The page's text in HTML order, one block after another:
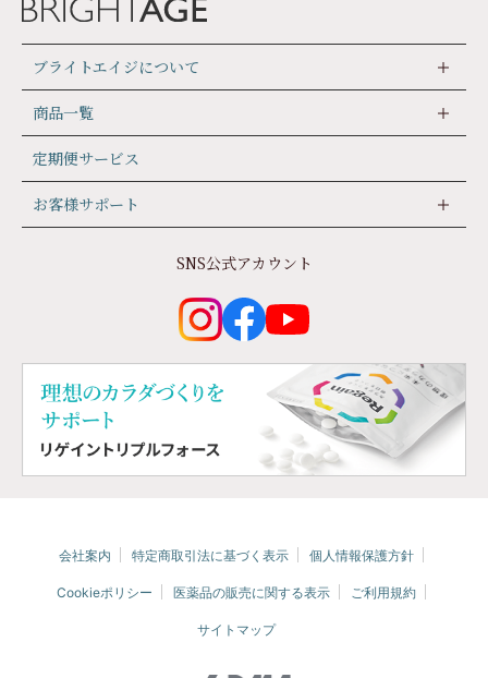
ブライトエイジについて
商品一覧
定期便サービス
お客様サポート
SNS公式アカウント
会社案内 特定商取引法に基づく表示 個⼈情報保護⽅針
Cookieポリシー 医薬品の販売に関する表⽰ ご利用規約
サイトマップ